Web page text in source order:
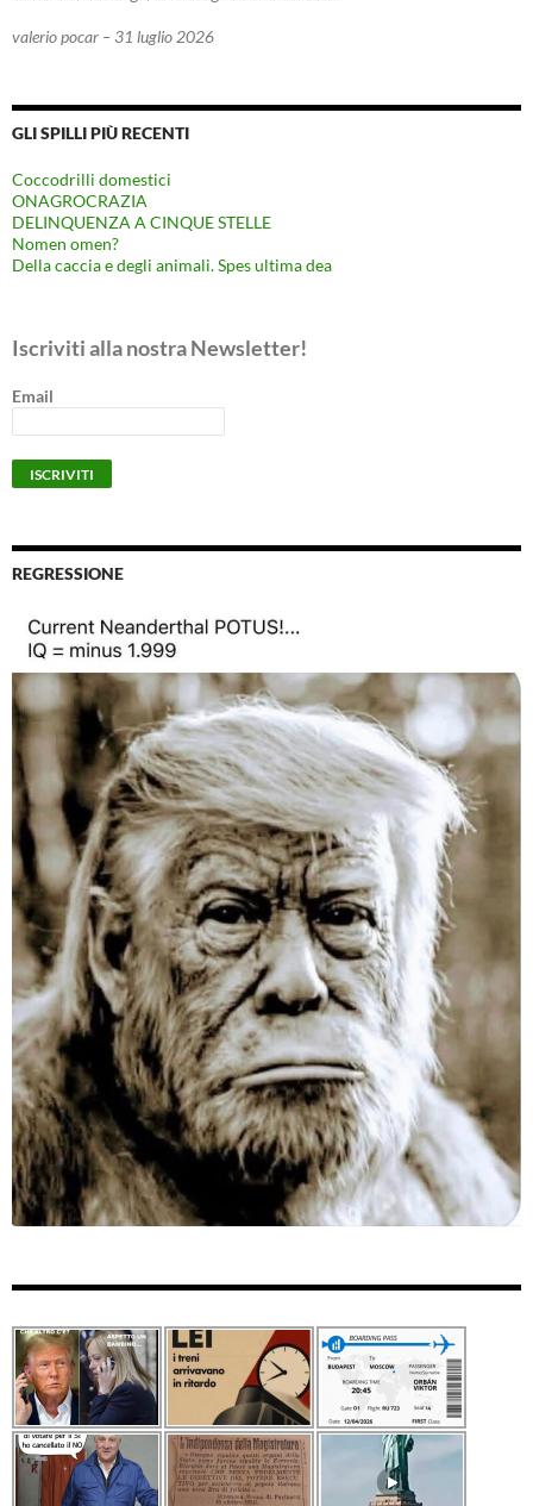
valerio pocar – 31 luglio 2026
GLI SPILLI PIÙ RECENTI
Coccodrilli domestici
ONAGROCRAZIA
DELINQUENZA A CINQUE STELLE
Nomen omen?
Della caccia e degli animali. Spes ultima dea
Iscriviti alla nostra Newsletter!
Email
REGRESSIONE